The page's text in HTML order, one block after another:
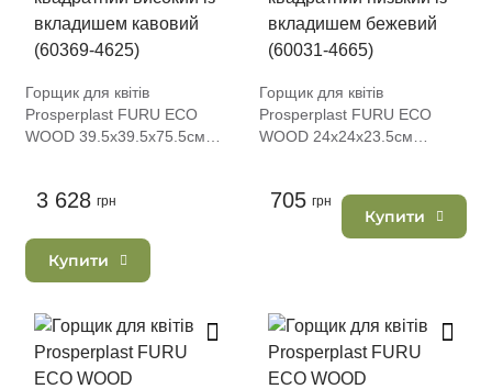
Горщик для квітів
Prosperplast FURU ECO
WOOD 39.5х39.5х75.5см
4625)
3 628 грн
Купити
Горщик для квітів
Prosperplast FURU ECO
WOOD 24х24х23.5см
4665)
705 грн
Купити